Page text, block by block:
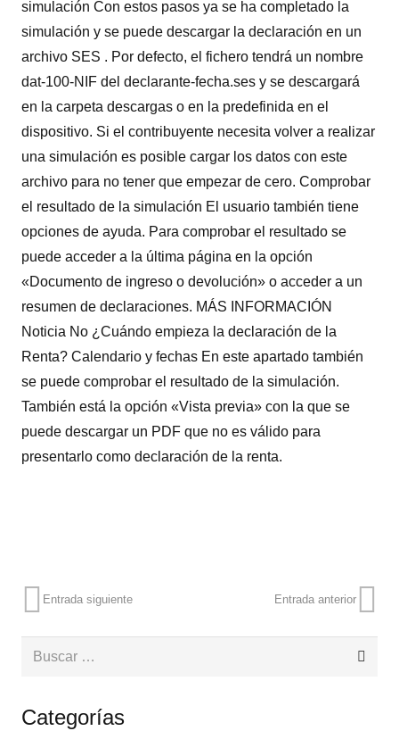
simulación Con estos pasos ya se ha completado la
simulación y se puede descargar la declaración en un
archivo SES . Por defecto, el fichero tendrá un nombre
dat-100-NIF del declarante-fecha.ses y se descargará
en la carpeta descargas o en la predefinida en el
dispositivo. Si el contribuyente necesita volver a realizar
una simulación es posible cargar los datos con este
archivo para no tener que empezar de cero. Comprobar
el resultado de la simulación El usuario también tiene
opciones de ayuda. Para comprobar el resultado se
puede acceder a la última página en la opción
«Documento de ingreso o devolución» o acceder a un
resumen de declaraciones. MÁS INFORMACIÓN
Noticia No ¿Cuándo empieza la declaración de la
Renta? Calendario y fechas En este apartado también
se puede comprobar el resultado de la simulación.
También está la opción «Vista previa» con la que se
puede descargar un PDF que no es válido para
presentarlo como declaración de la renta.
Entrada siguiente Entrada anterior
Buscar:
Categorías